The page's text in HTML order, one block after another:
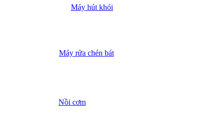
Máy hút khói
Máy rửa chén bát
Nồi cơm